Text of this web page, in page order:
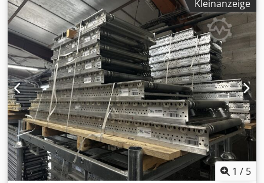
oder Garagen. Hersteller: HÖRMANN Codozl D T Ajpfx Aa
Ejha Typ: RenoMatic 42 Baujahr: 2023 Torart: Sektionaltor
Ausführung: Doppelschaliges Stahl-Sektionaltor
Wärmedurchgangskoeffizient: 1,4 W/m²K Windlastklasse: 3
Wasserdichtheit: Klasse 3 Luftdurchlässigkeit: Klasse 2
Flügelgewicht: 72,3 kg Verfügbare Stückzahl: 4
Kleinanzeige
1 / 5